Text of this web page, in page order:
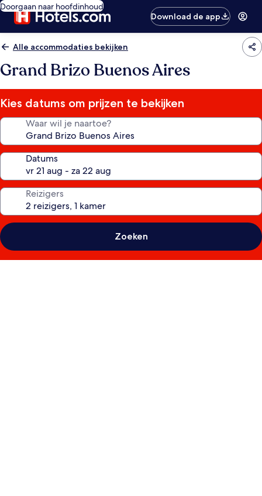
Doorgaan naar hoofdinhoud
Download de app
Alle accommodaties bekijken
Grand Brizo Buenos Aires
Kies datums om prijzen te bekijken
Waar wil je naartoe?
Datums
Reizigers
Zoeken